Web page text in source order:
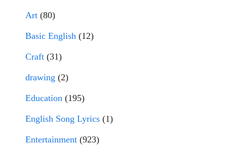
Art (80)
Basic English (12)
Craft (31)
drawing (2)
Education (195)
English Song Lyrics (1)
Entertainment (923)